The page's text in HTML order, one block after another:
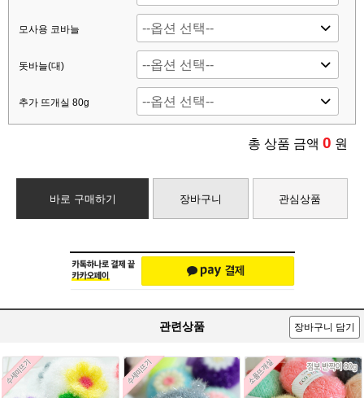
모사용 코바늘
돗바늘(대)
추가 뜨개실 80g
총 상품 금액 0 원
바로 구매하기 장바구니 관심상품
관련상품 장바구니 담기